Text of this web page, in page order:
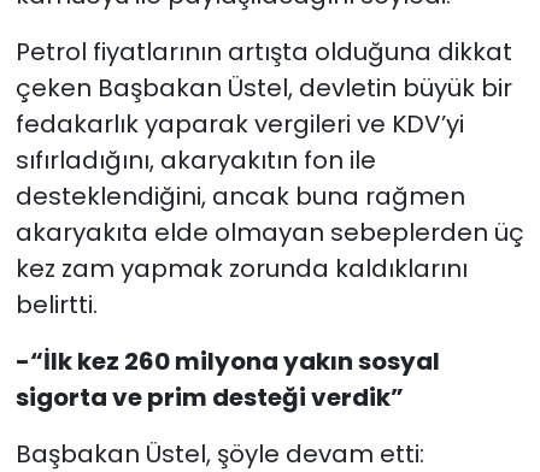
Petrol fiyatlarının artışta olduğuna dikkat
çeken Başbakan Üstel, devletin büyük bir
fedakarlık yaparak vergileri ve KDV’yi
sıfırladığını, akaryakıtın fon ile
desteklendiğini, ancak buna rağmen
akaryakıta elde olmayan sebeplerden üç
kez zam yapmak zorunda kaldıklarını
belirtti.
-“İlk kez 260 milyona yakın sosyal
sigorta ve prim desteği verdik”
Başbakan Üstel, şöyle devam etti: